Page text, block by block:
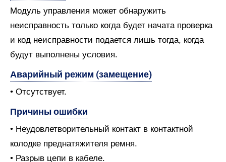
Модуль управления может обнаружить
неисправность только когда будет начата проверка
и код неисправности подается лишь тогда, когда
будут выполнены условия.
Аварийный режим (замещение)
• Отсутствует.
Причины ошибки
• Неудовлетворительный контакт в контактной
колодке преднатяжителя ремня.
• Разрыв цепи в кабеле.